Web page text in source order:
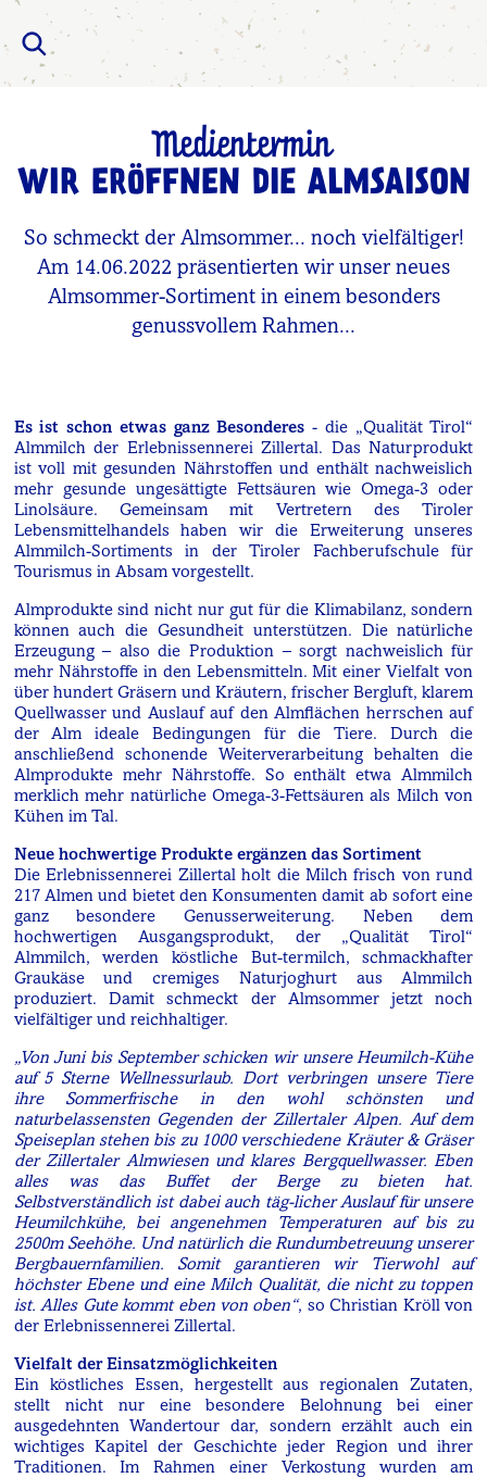
Medientermin
WIR ERÖFFNEN DIE ALMSAISON
So schmeckt der Almsommer... noch vielfältiger!
Am 14.06.2022 präsentierten wir unser neues
Almsommer-Sortiment in einem besonders
genussvollem Rahmen...
Es ist schon etwas ganz Besonderes - die „Qualität Tirol“
Almmilch der Erlebnissennerei Zillertal. Das Naturprodukt
ist voll mit gesunden Nährstoffen und enthält nachweislich
mehr gesunde ungesättigte Fettsäuren wie Omega-3 oder
Linolsäure. Gemeinsam mit Vertretern des Tiroler
Lebensmittelhandels haben wir die Erweiterung unseres
Almmilch-Sortiments in der Tiroler Fachberufschule für
Tourismus in Absam vorgestellt.
Almprodukte sind nicht nur gut für die Klimabilanz, sondern
können auch die Gesundheit unterstützen. Die natürliche
Erzeugung – also die Produktion – sorgt nachweislich für
mehr Nährstoffe in den Lebensmitteln. Mit einer Vielfalt von
über hundert Gräsern und Kräutern, frischer Bergluft, klarem
Quellwasser und Auslauf auf den Almflächen herrschen auf
der Alm ideale Bedingungen für die Tiere. Durch die
anschließend schonende Weiterverarbeitung behalten die
Almprodukte mehr Nährstoffe. So enthält etwa Almmilch
merklich mehr natürliche Omega-3-Fettsäuren als Milch von
Kühen im Tal.
Neue hochwertige Produkte ergänzen das Sortiment
Die Erlebnissennerei Zillertal holt die Milch frisch von rund
217 Almen und bietet den Konsumenten damit ab sofort eine
ganz besondere Genusserweiterung. Neben dem
hochwertigen Ausgangsprodukt, der „Qualität Tirol“
Almmilch, werden köstliche But-termilch, schmackhafter
Graukäse und cremiges Naturjoghurt aus Almmilch
produziert. Damit schmeckt der Almsommer jetzt noch
vielfältiger und reichhaltiger.
„Von Juni bis September schicken wir unsere Heumilch-Kühe
auf 5 Sterne Wellnessurlaub. Dort verbringen unsere Tiere
ihre Sommerfrische in den wohl schönsten und
naturbelassensten Gegenden der Zillertaler Alpen. Auf dem
Speiseplan stehen bis zu 1000 verschiedene Kräuter & Gräser
der Zillertaler Almwiesen und klares Bergquellwasser. Eben
alles was das Buffet der Berge zu bieten hat.
Selbstverständlich ist dabei auch täg-licher Auslauf für unsere
Heumilchkühe, bei angenehmen Temperaturen auf bis zu
2500m Seehöhe. Und natürlich die Rundumbetreuung unserer
Bergbauernfamilien. Somit garantieren wir Tierwohl auf
höchster Ebene und eine Milch Qualität, die nicht zu toppen
ist. Alles Gute kommt eben von oben“, so Christian Kröll von
der Erlebnissennerei Zillertal.
Vielfalt der Einsatzmöglichkeiten
Ein köstliches Essen, hergestellt aus regionalen Zutaten,
stellt nicht nur eine besondere Belohnung bei einer
ausgedehnten Wandertour dar, sondern erzählt auch ein
wichtiges Kapitel der Geschichte jeder Region und ihrer
Traditionen. Im Rahmen einer Verkostung wurden am